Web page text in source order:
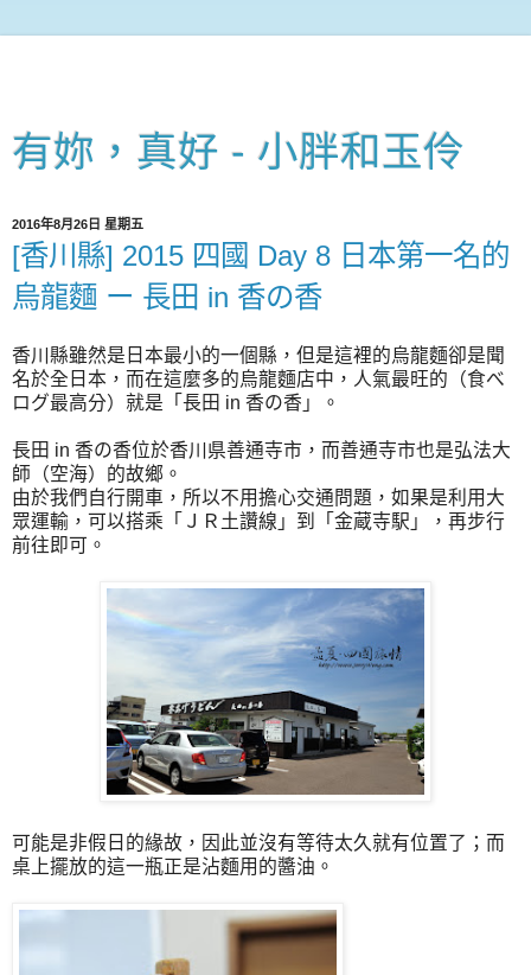
有妳，真好 - 小胖和玉伶
2016年8月26日 星期五
[香川縣] 2015 四國 Day 8 日本第一名的
烏龍麵 ー 長田 in 香の香
香川縣雖然是日本最小的一個縣，但是這裡的烏龍麵卻是聞
名於全日本，而在這麼多的烏龍麵店中，人氣最旺的（食べ
ログ最高分）就是「長田 in 香の香」。
長田 in 香の香位於香川県善通寺市，而善通寺市也是弘法大
師（空海）的故鄉。
由於我們自行開車，所以不用擔心交通問題，如果是利用大
眾運輸，可以搭乘「ＪＲ土讚線」到「金蔵寺駅」，再步行
前往即可。
可能是非假日的緣故，因此並沒有等待太久就有位置了；而
桌上擺放的這一瓶正是沾麵用的醬油。